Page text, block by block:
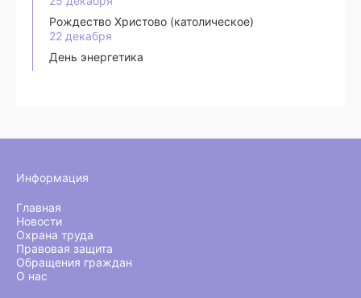
Рождество Христово (католическое)
22 декабря
День энергетика
Информация
Главная
Новости
Охрана труда
Правовая защита
Обращения граждан
О нас